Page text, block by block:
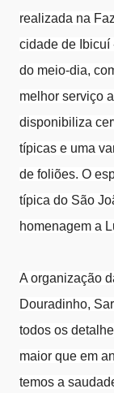
realizada na
cidade de Ibicuí
do meio-dia,
melhor serviço
disponibiliza
típicas e uma
de foliões. O
típica do São
homenagem a
A organização
Douradinho,
todos os
maior que em
temos a